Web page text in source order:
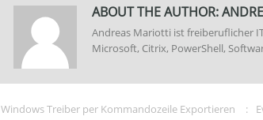
ABOUT THE AUTHOR:
Andreas Mariotti ist freiberuflicher
Microsoft, Citrix, PowerShell,
Windows Treiber per Kommandozeile Exportieren